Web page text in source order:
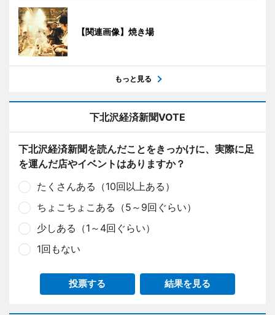
【関連画像】焼き場
もっと見る
下北沢経済新聞VOTE
下北沢経済新聞を読んだことをきっかけに、実際に足
を運んだ店やイベントはありますか？
たくさんある（10回以上ある）
ちょこちょこある（5～9回ぐらい）
少しある（1～4回ぐらい）
1回もない
投票する 結果を見る